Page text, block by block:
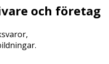
och företag